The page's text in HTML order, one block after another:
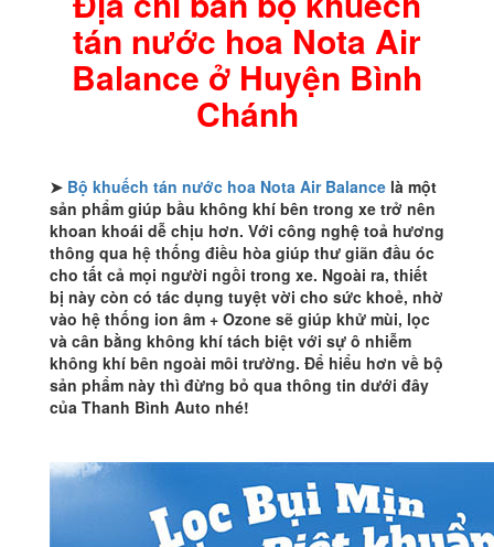
Huyện
Chánh
tán nước hoa Nota Air
Balance ở Huyện Bình
Chánh
➤ Bộ khuếch tán nước hoa Nota Air Balance là một
sản phẩm giúp bầu không khí bên trong xe trở nên
khoan khoái dễ chịu hơn. Với công nghệ toả hương
thông qua hệ thống điều hòa giúp thư giãn đầu óc
cho tất cả mọi người ngồi trong xe. Ngoài ra, thiết
bị này còn có tác dụng tuyệt vời cho sức khoẻ, nhờ
vào hệ thống ion âm + Ozone sẽ giúp khử mùi, lọc
và cân bằng không khí tách biệt với sự ô nhiễm
không khí bên ngoài môi trường. Để hiểu hơn về bộ
sản phẩm này thì đừng bỏ qua thông tin dưới đây
của Thanh Bình Auto nhé!